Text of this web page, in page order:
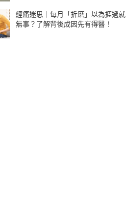
經痛迷思｜每月「折磨」以為捱過就
無事？了解背後成因先有得醫！